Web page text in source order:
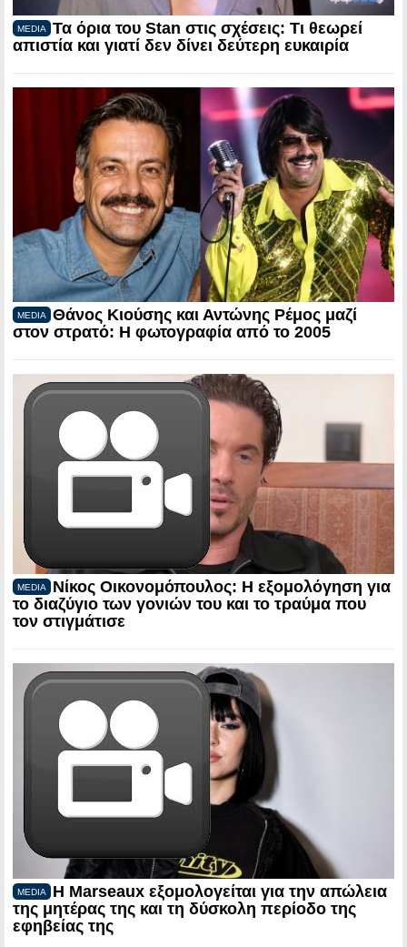
MEDIA
Τα όρια του Stan στις σχέσεις: Τι θεωρεί
απιστία και γιατί δεν δίνει δεύτερη ευκαιρία
MEDIA
Θάνος Κιούσης και Αντώνης Ρέμος μαζί
στον στρατό: Η φωτογραφία από το 2005
MEDIA
Νίκος Οικονομόπουλος: Η εξομολόγηση για
το διαζύγιο των γονιών του και το τραύμα που
τον στιγμάτισε
MEDIA
Η Marseaux εξομολογείται για την απώλεια
της μητέρας της και τη δύσκολη περίοδο της
εφηβείας της